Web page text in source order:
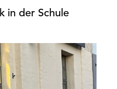
in der Schule